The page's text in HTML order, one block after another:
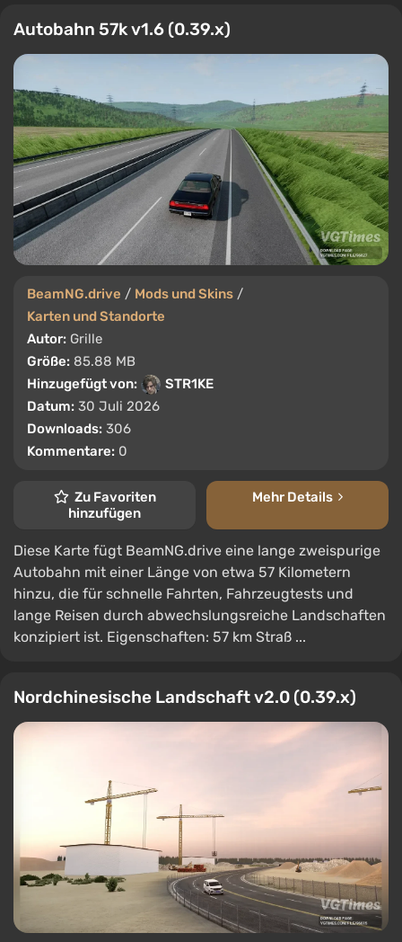
Autobahn 57k v1.6 (0.39.x)
BeamNG.drive / Mods und Skins /
Karten und Standorte
Autor: Grille
Größe: 85.88 MB
Hinzugefügt von:
STR1KE
Datum: 30 Juli 2026
Downloads: 306
Kommentare: 0
Zu Favoriten
hinzufügen
Mehr Details
Diese Karte fügt BeamNG.drive eine lange zweispurige
Autobahn mit einer Länge von etwa 57 Kilometern
hinzu, die für schnelle Fahrten, Fahrzeugtests und
lange Reisen durch abwechslungsreiche Landschaften
konzipiert ist. Eigenschaften: 57 km Straß ...
Nordchinesische Landschaft v2.0 (0.39.x)